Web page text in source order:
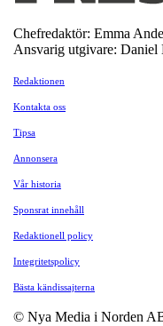
Chefredaktör: Emma
Ansvarig utgivare: Daniel
Redaktionen
Kontakta oss
Tipsa
Annonsera
Vår historia
Sponsrat innehåll
Redaktionell policy
Integritetspolicy
Bästa kändissajterna
© Nya Media i Norden